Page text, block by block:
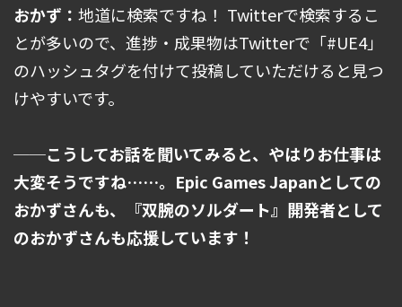
おかず： 地道に検索ですね！ Twitterで検索するこ
とが多いので、進捗・成果物はTwitterで「#UE4」
のハッシュタグを付けて投稿していただけると見つ
けやすいです。
──こうしてお話を聞いてみると、やはりお仕事は
大変そうですね……。Epic Games Japanとしての
おかずさんも、『双腕のソルダート』開発者として
のおかずさんも応援しています！